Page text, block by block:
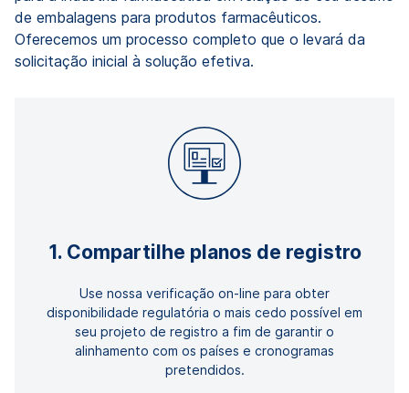
de embalagens para produtos farmacêuticos.
Oferecemos um processo completo que o levará da
solicitação inicial à solução efetiva.
1. Compartilhe planos de registro
Use nossa verificação on-line para obter
disponibilidade regulatória o mais cedo possível em
seu projeto de registro a fim de garantir o
alinhamento com os países e cronogramas
pretendidos.